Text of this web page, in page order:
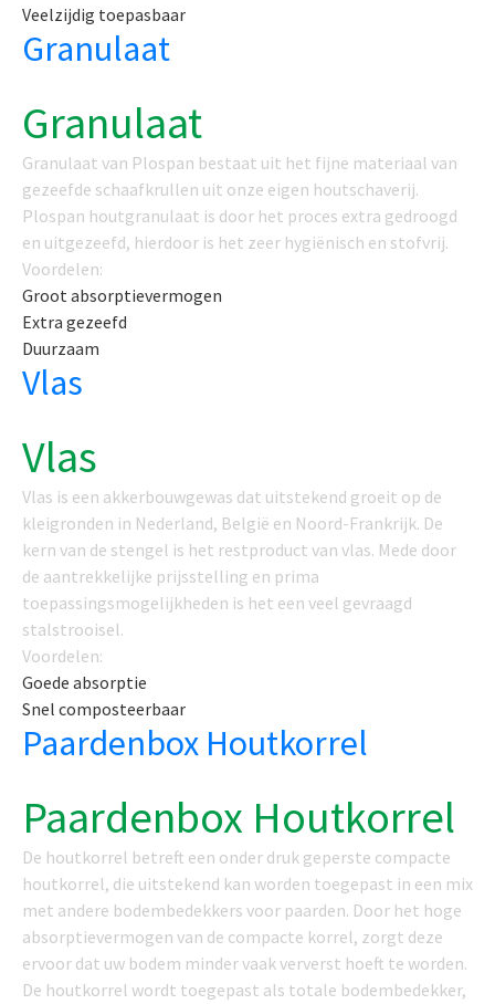
Veelzijdig toepasbaar
Granulaat
Granulaat
Granulaat van Plospan bestaat uit het fijne materiaal van
gezeefde schaafkrullen uit onze eigen houtschaverij.
Plospan houtgranulaat is door het proces extra gedroogd
en uitgezeefd, hierdoor is het zeer hygiënisch en stofvrij.
Voordelen:
Groot absorptievermogen
Extra gezeefd
Duurzaam
Vlas
Vlas
Vlas is een akkerbouwgewas dat uitstekend groeit op de
kleigronden in Nederland, België en Noord-Frankrijk. De
kern van de stengel is het restproduct van vlas. Mede door
de aantrekkelijke prijsstelling en prima
toepassingsmogelijkheden is het een veel gevraagd
stalstrooisel.
Voordelen:
Goede absorptie
Snel composteerbaar
Paardenbox Houtkorrel
Paardenbox Houtkorrel
De houtkorrel betreft een onder druk geperste compacte
houtkorrel, die uitstekend kan worden toegepast in een mix
met andere bodembedekkers voor paarden. Door het hoge
absorptievermogen van de compacte korrel, zorgt deze
ervoor dat uw bodem minder vaak ververst hoeft te worden.
De houtkorrel wordt toegepast als totale bodembedekker,